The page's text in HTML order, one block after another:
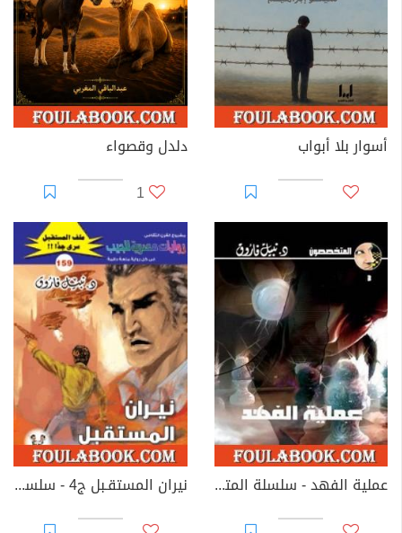
أسوار بلا أبواب
دلدل وقصواء
1
عملية الفهد - سلسلة المتخصصون نيران المستقـبل ج4 - سلسلة ملف المستقبل